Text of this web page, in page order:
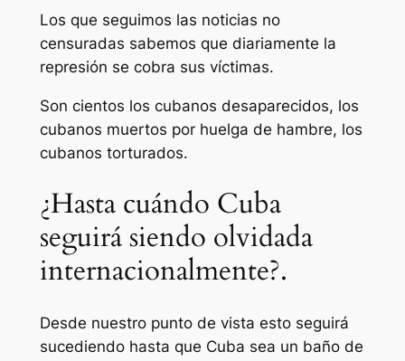
Los que seguimos las noticias no
censuradas sabemos que diariamente la
represión se cobra sus víctimas.
Son cientos los cubanos desaparecidos, los
cubanos muertos por huelga de hambre, los
cubanos torturados.
¿Hasta cuándo Cuba
seguirá siendo olvidada
internacionalmente?.
Desde nuestro punto de vista esto seguirá
sucediendo hasta que Cuba sea un baño de